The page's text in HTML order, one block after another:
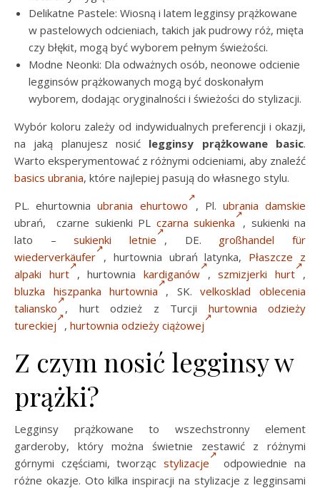
Delikatne Pastele: Wiosną i latem legginsy prążkowane
w pastelowych odcieniach, takich jak pudrowy róż, mięta
czy błękit, mogą być wyborem pełnym świeżości.
Modne Neonki: Dla odważnych osób, neonowe odcienie
legginsów prążkowanych mogą być doskonałym
wyborem, dodając oryginalności i świeżości do stylizacji.
Wybór koloru zależy od indywidualnych preferencji i okazji,
na jaką planujesz nosić legginsy prążkowane basic.
Warto eksperymentować z różnymi odcieniami, aby znaleźć
basics ubrania, które najlepiej pasują do własnego stylu.
PL. ehurtowniaubrania ehurtowo , Pl. ubrania damskie
ubrań,
czarne sukienki PL czarna sukienka , sukienki na
lato –sukienki letnie , DE. großhandel für
wiederverkäufer , hurtownia ubrań latynka, Płaszcze z
alpaki hurt
, hurtownia kardiganów ,szmizjerki hurt ,
bluzka hiszpanka hurtownia
, SK.velkosklad oblecenia
taliansko
, hurt odzież z Turcji hurtownia odzieży
tureckiej
, hurtownia odzieży ciążowej
Z czym nosić legginsy w
prążki?
Legginsy prążkowane to wszechstronny element
garderoby, który można świetnie zestawić z różnymi
górnymi częściami, tworząc stylizacje
odpowiednie na
różne okazje. Oto kilka inspiracji na stylizacje z legginsami